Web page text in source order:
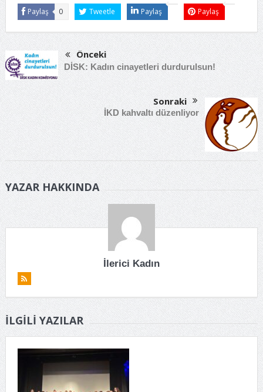
Paylaş 0 Tweetle Paylaş Paylaş
Önceki
DİSK: Kadın cinayetleri durdurulsun!
Sonraki
İKD kahvaltı düzenliyor
YAZAR HAKKINDA
İlerici Kadın
İLGILI YAZILAR